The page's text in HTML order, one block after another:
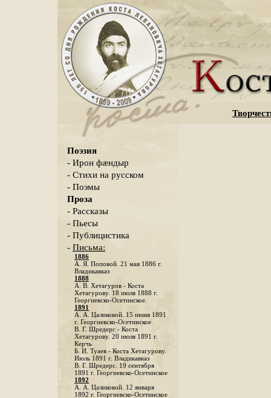
Поэзия
- Ирон фæндыр
- Стихи на русском
- Поэмы
Проза
- Рассказы
- Пьесы
- Публицистика
- Письма:
1886
А. Я. Поповой. 21 мая 1886 г.
Владикавказ
1888
A. В. Хетагуров - Коста
Хетагурову. 18 июля 1888 г.
Георгиевско-Осетинское.
1891
А. А. Цаликовой. 15 июня 1891
г. Георгиевско-Осетинское
B. Г. Шредерс - Коста
Хетагурову. 20 июля 1891 г.
Керчь
Б. И. Туаев - Коста Хетагурову.
Июль 1891 г. Владикавказ
В. Г. Шредерс. 19 сентября
1891 г. Георгиевско-Осетинское
1892
А. А. Цаликовой. 12 января
1892 г. Георгиевско-Осетинское